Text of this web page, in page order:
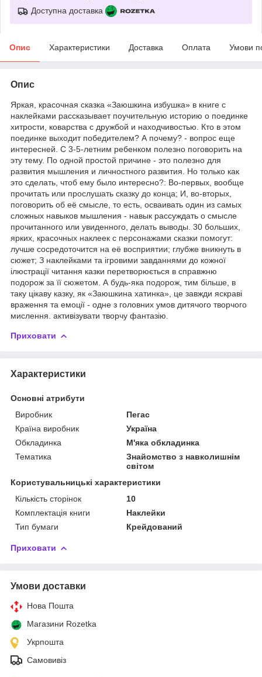
Доступна доставка
Опис Характеристики Доставка Оплата Умови
Опис
Яркая, красочная сказка «Заюшкина избушка» в книге с
наклейками рассказывает поучительную историю о поединке
хитрости, коварства с дружбой и находчивостью. Кто в этом
поединке выходит победителем? А почему? - вопрос еще
интересней. С 3-5-летним ребенком полезно поговорить на
эту тему. По одной простой причине - это полезно для
развития мышления и личностного развития. Но только как
это сделать, чтоб ему было интересно?: Во-первых, вообще
прочитать или прослушать сказку до конца; И, во-вторых,
поговорить об её смысле, то есть, осваивать один из самых
сложных навыков мышления - навык рассуждать о смысле
прочитанного или увиденного, делать выводы. 30 больших,
ярких, красочных наклеек с персонажами сказки помогут:
лучше сосредоточится на её восприятии; глубже вникнуть в
сюжет; З наклейками та ігровими завданнями до кожної
ілюстрації читання казки перетворюється в справжню
подорож за її сюжетом. А будь-яка подорож, тим більше, в
таку цікаву казку, як «Заюшкина хатинка», це завжди яскраві
враження та емоції - одне з головних умов дитячого творчого
мислення. активізувати творчу фантазію.
Приховати
Характеристики
Основні атрибути
Виробник
Пегас
Країна виробник
Україна
Обкладинка
М'яка обкладинка
Тематика
Знайомство з навколишнім
світом
Користувальницькі характеристики
Кількість сторінок
10
Комплектація книги
Наклейки
Тип бумаги
Крейдований
Приховати
Умови доставки
Нова Пошта
Магазини Rozetka
Укрпошта
Самовивіз